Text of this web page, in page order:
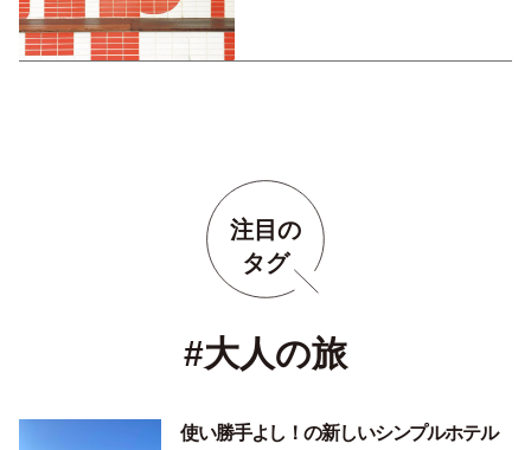
注目の
タグ
#大人の旅
使い勝手よし！の新しいシンプルホテル